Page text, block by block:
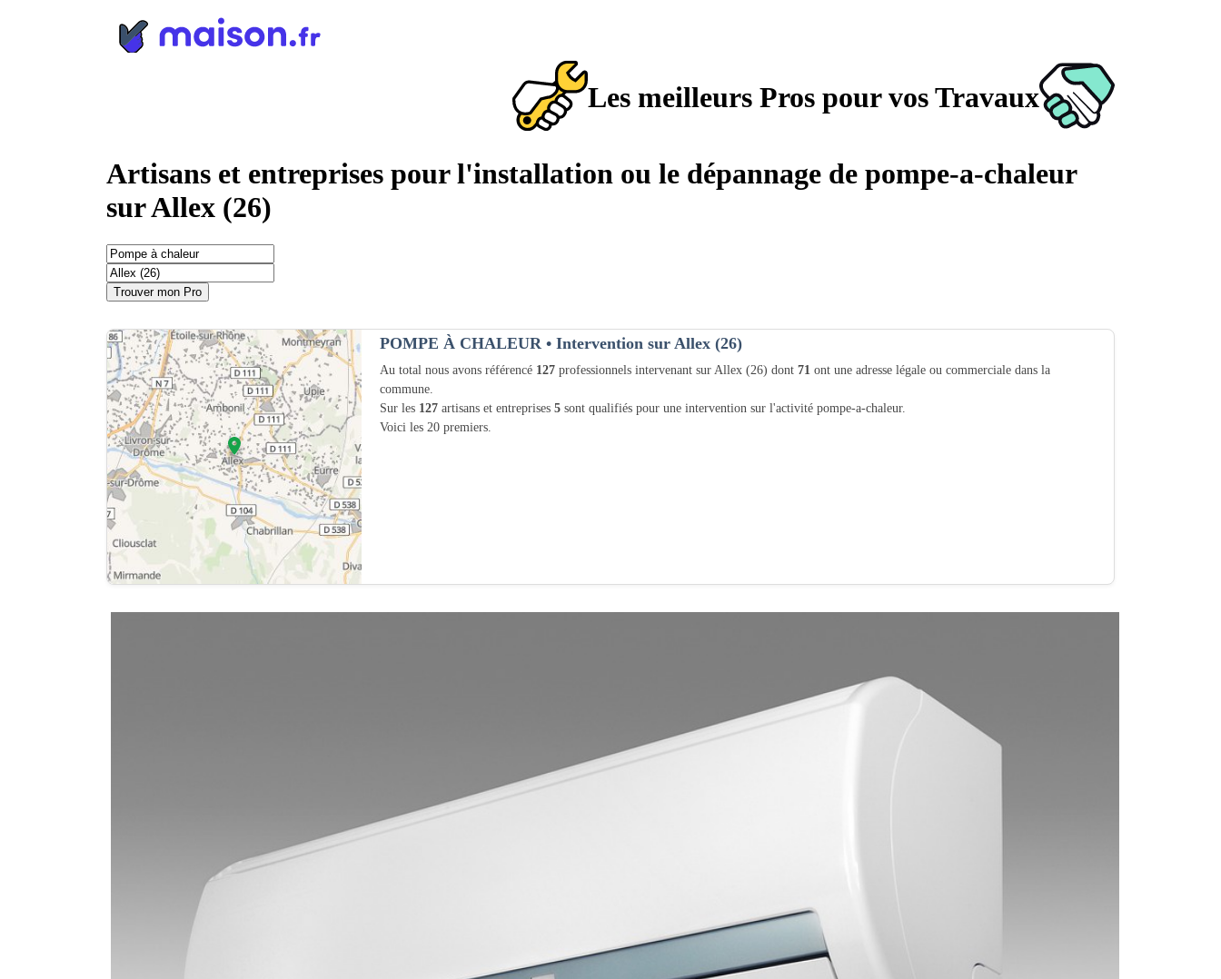
Les meilleurs Pros pour vos Travaux
Artisans et entreprises pour l'installation ou le dépannage de pompe-a-chaleur
sur Allex (26)
Trouver mon Pro
POMPE À CHALEUR • Intervention sur Allex (26)
Au total nous avons référencé 127 professionnels intervenant sur Allex (26) dont 71 ont une adresse légale ou commerciale dans la
commune.
Sur les 127 artisans et entreprises 5 sont qualifiés pour une intervention sur l'activité pompe-a-chaleur.
Voici les 20 premiers.